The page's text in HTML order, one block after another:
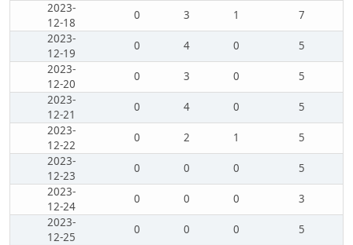
2023-
12-18
0 3 1
7
2023-
12-19
0 4 0
5
2023-
12-20
0 3 0
5
2023-
12-21
0 4 0
5
2023-
12-22
0 2 1
5
2023-
12-23
0 0 0
5
2023-
12-24
0 0 0
3
2023-
12-25
0 0 0
5